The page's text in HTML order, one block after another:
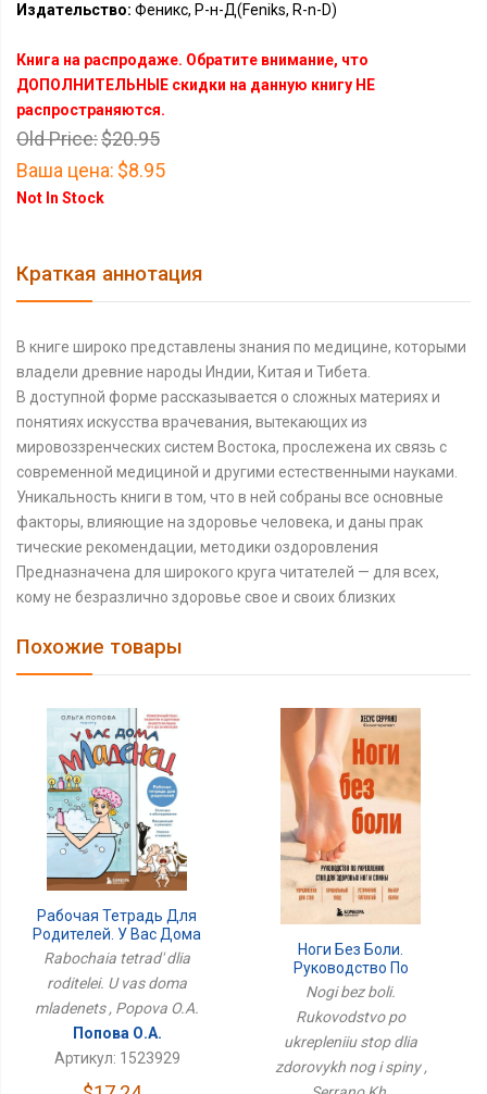
Издательство: Феникс, Р-н-Д(Feniks, R-n-D)
Книга на распродаже. Обратите внимание, что
ДОПОЛНИТЕЛЬНЫЕ скидки на данную книгу НЕ
распространяются.
Old Price:$20.95
Ваша цена: $8.95
Not In Stock
Краткая аннотация
В книге широко представлены знания по медицине, которыми
владели древние народы Индии, Китая и Тибета.
В доступной форме рассказывается о сложных материях и
понятиях искусства врачевания, вытекающих из
мировоззренческих систем Востока, прослежена их связь с
современной медициной и другими естественными науками.
Уникальность книги в том, что в ней собраны все основные
факторы, влияющие на здоровье человека, и даны прак
тические рекомендации, методики оздоровления
Предназначена для широкого круга читателей — для всех,
кому не безразлично здоровье свое и своих близких
Похожие товары
Рабочая Тетрадь Для
Родителей. У Вас Дома
Младенец
Rabochaia tetrad' dlia
roditelei. U vas doma
mladenets , Popova O.A.
Попова О.А.
Артикул: 1523929
Ноги Без Боли.
Руководство По
Укреплению Стоп Для
Здоровых Ног И Спины
Nogi bez boli.
Rukovodstvo po
ukrepleniiu stop dlia
zdorovykh nog i spiny ,